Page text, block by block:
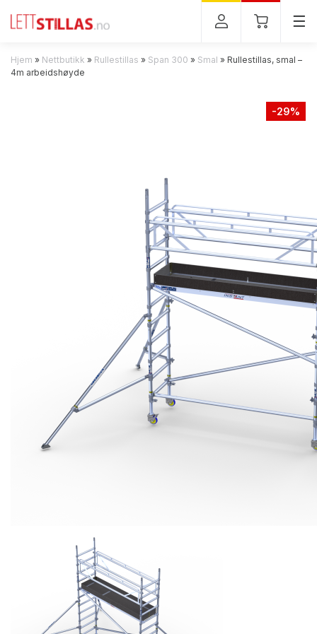
☰
Hjem » Nettbutikk » Rullestillas » Span 300 » Smal » Rullestillas, smal –
4m arbeidshøyde
-29%